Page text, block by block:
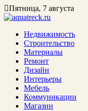
Пятница, 7 августа
Недвижимость
Строительство
Материалы
Ремонт
Дизайн
Интерьеры
Мебель
Коммуникации
Магазин